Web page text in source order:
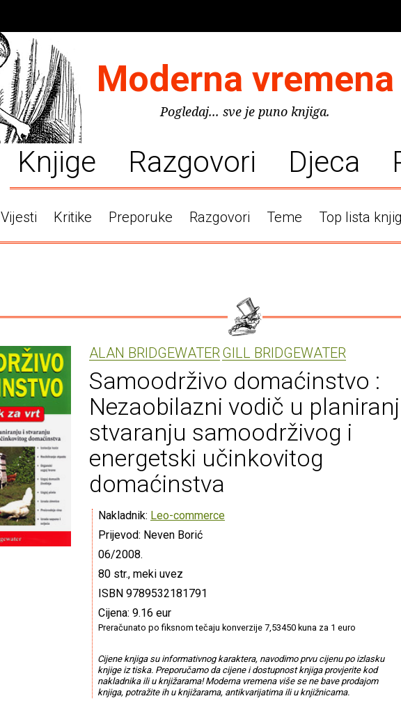
Moderna vremena
Pogledaj... sve je puno knjiga.
Knjige Razgovori Djeca
Vijesti Kritike Preporuke Razgovori Teme Top lista
ALAN BRIDGEWATERGILL BRIDGEWATER
Samoodrživo domaćinstvo :
Nezaobilazni vodič u
stvaranju samoodrživog i
energetski učinkovitog
domaćinstva
Nakladnik: Leo-commerce
Prijevod: Neven Borić
06/2008.
80 str., meki uvez
ISBN 9789532181791
Cijena: 9.16 eur
Preračunato po fiksnom tečaju konverzije 7,53450 kuna za 1 euro
Cijene knjiga su informativnog karaktera, navodimo prvu cijenu po izlasku
knjige iz tiska. Preporučamo da cijene i dostupnost knjiga provjerite kod
nakladnika ili u knjižarama! Moderna vremena više se ne bave prodajom
knjiga, potražite ih u knjižarama, antikvarijatima ili u knjižnicama.